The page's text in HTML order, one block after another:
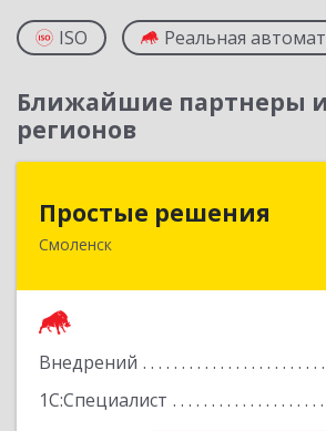
ISO Реальная
Ближайшие партнеры
регионов
Простые решения
Смоленск
Внедрений
1С:Специалист
214015, Смоленская обл,